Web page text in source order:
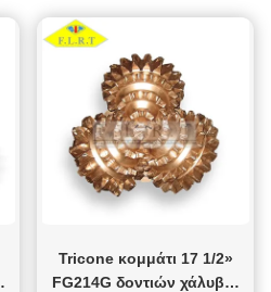
Tricone κομμάτι 17 1/2»
FG214G δοντιών χάλυβα/